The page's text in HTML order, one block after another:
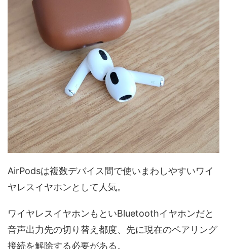
AirPodsは複数デバイス間で使いまわしやすいワイ
ヤレスイヤホンとして人気。
ワイヤレスイヤホンもといBluetoothイヤホンだと
音声出力先の切り替え都度、先に現在のペアリング
接続を解除する必要がある。